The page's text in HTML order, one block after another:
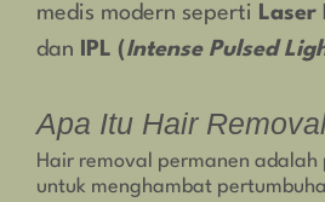
medis modern seperti
Laser
dan
IPL (Intense Pulsed
Apa Itu Hair
Hair removal permanen adalah
untuk menghambat